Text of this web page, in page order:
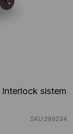
sistem
SKU:299234